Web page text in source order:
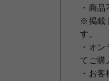
・商
※掲載
す。
・オ
てご購
・お